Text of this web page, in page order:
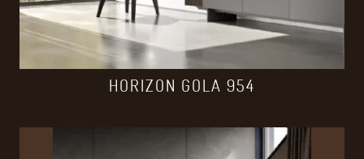
HORIZON GOLA 954